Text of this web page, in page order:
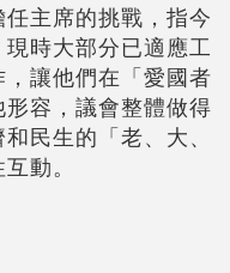
主席的挑戰，指今
時大部分已適應工
讓他們在「愛國者
容，議會整體做得
民生的「老、大、
動。